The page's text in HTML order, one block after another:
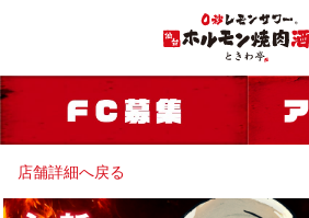
店舗詳細へ戻る